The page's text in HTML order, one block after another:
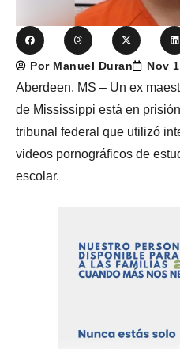
Por Manuel Duran Nov
Aberdeen, MS – Un ex
de Mississippi está en
tribunal federal que utilizó
videos pornográficos de
escolar.